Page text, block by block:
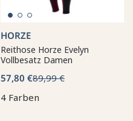
HORZE
Reithose Horze Evelyn
Vollbesatz Damen
57,80 €89,99 €
4 Farben